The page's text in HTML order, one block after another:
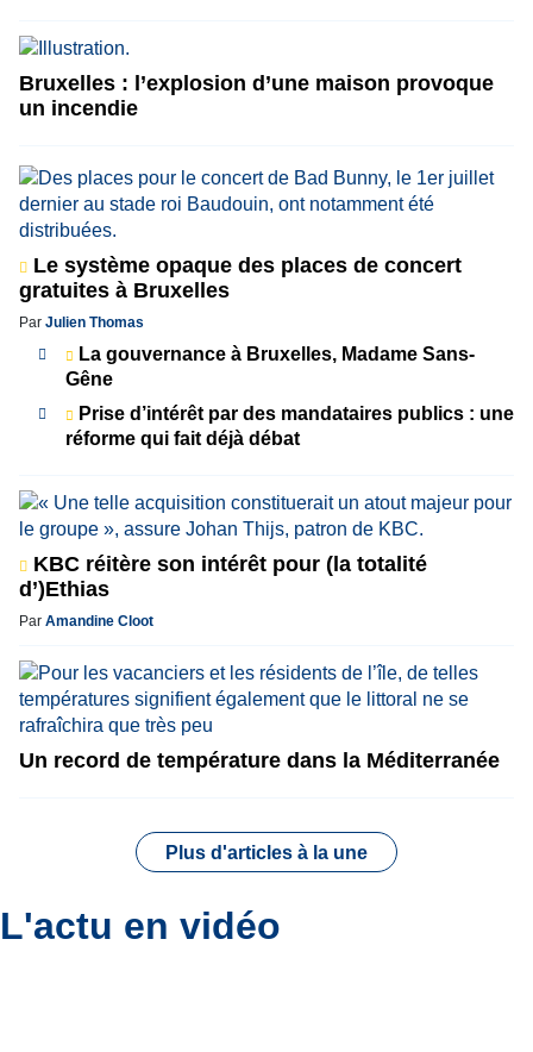
Bruxelles : l’explosion d’une maison provoque
un incendie
Le système opaque des places de concert
gratuites à Bruxelles
Par Julien Thomas
La gouvernance à Bruxelles, Madame Sans-
Gêne
Prise d’intérêt par des mandataires publics : une
réforme qui fait déjà débat
KBC réitère son intérêt pour (la totalité
d’)Ethias
Par Amandine Cloot
Un record de température dans la Méditerranée
Plus d'articles à la une
L'actu en vidéo